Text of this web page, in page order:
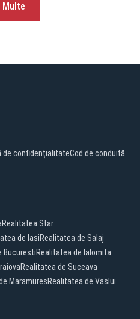
Multe
de confidențialitateCod de conduită
Realitatea Star
de IasiRealitatea de Salaj
BucurestiRealitatea de Ialomita
Realitatea de Suceava
MaramuresRealitatea de Vaslui